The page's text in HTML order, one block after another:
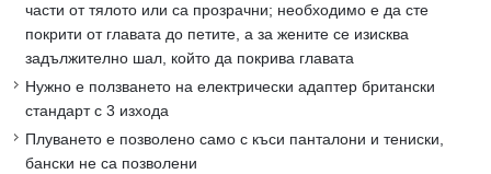
части от тялото или са прозрачни; необходимо е да сте
покрити от главата до петите, а за жените се изисква
задължително шал, който да покрива главата
Нужно е ползването на електрически адаптер британски
стандарт с 3 изхода
Плуването е позволено само с къси панталони и тениски,
бански не са позволени